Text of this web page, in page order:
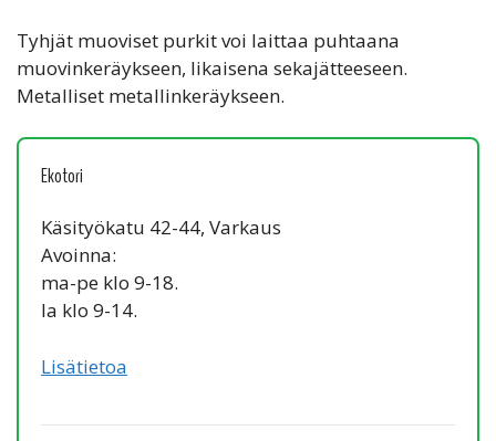
Tyhjät muoviset purkit voi laittaa puhtaana
muovinkeräykseen, likaisena sekajätteeseen.
Metalliset metallinkeräykseen.
Ekotori
Käsityökatu 42-44, Varkaus
Avoinna:
ma-pe klo 9-18.
la klo 9-14.
Lisätietoa